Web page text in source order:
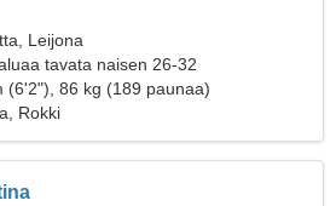
Leijona
tavata naisen 26-32
(6'2"), 86 kg (189 paunaa)
Rokki